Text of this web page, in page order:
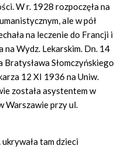
W r. 1928 rozpoczęła na
ale w pół
na leczenie do Francji i
Wydz. Lekarskim. Dn. 14
Bratysława Słomczyńskiego
12 XI 1936 na Uniw.
została asystentem w
Warszawie przy ul.
tam dzieci